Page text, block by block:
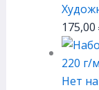
175,00
Нет